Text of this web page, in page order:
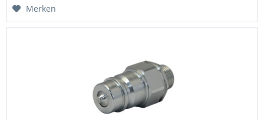
Merken